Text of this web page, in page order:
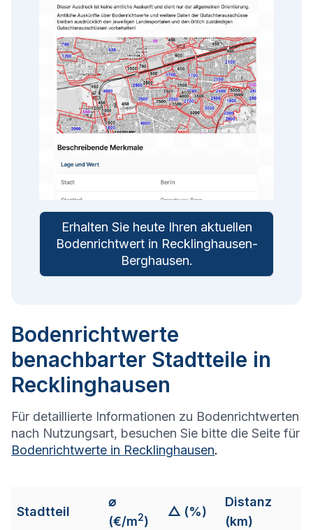
Erhalten Sie heute Ihren aktuellen
Bodenrichtwert in Recklinghausen-
Berghausen.
Bodenrichtwerte
benachbarter Stadtteile in
Recklinghausen
Für detaillierte Informationen zu Bodenrichtwerten
nach Nutzungsart, besuchen Sie bitte die Seite für
Bodenrichtwerte in Recklinghausen.
Stadtteil
⌀
(€/m2)
△ (%)
Distanz
(km)